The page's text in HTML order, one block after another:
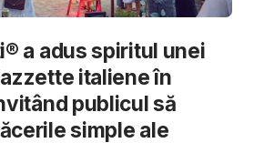
a adus spiritul unei
italiene în
publicul să
simple ale